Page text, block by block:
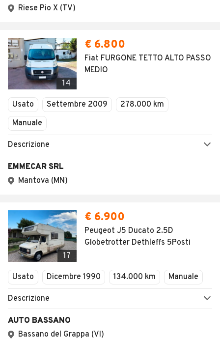
Riese Pio X (TV)
14
€ 6.800
Fiat FURGONE TETTO ALTO PASSO
MEDIO
Usato Settembre 2009
278.000 km
Manuale
Descrizione
EMMECAR SRL
Mantova (MN)
17
€ 6.900
Peugeot J5 Ducato 2.5D
Globetrotter Dethleffs 5Posti
Usato Dicembre 1990 134.000 km Manuale
Descrizione
AUTO BASSANO
Bassano del Grappa (VI)